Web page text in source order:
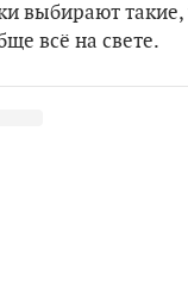
выбирают
всё на свете.